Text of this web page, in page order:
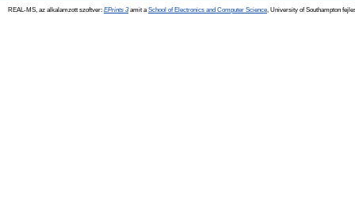
REAL-MS, az alkalamzott szoftver: EPrints 3amit a School of Electronics and Computer Science , University of Southampton